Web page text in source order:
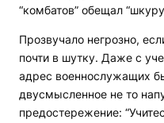
“комбатов” обещал
Прозвучало негрозно,
почти в шутку. Даже с
адрес военнослужащих
двусмысленное не то
предостережение: